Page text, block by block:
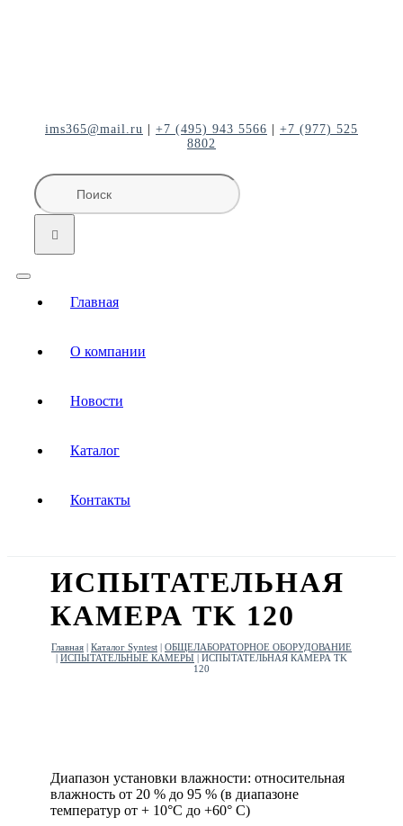
ims365@mail.ru +7 (495) 943 5566
+7 (977) 525
8802
Результат
поиска:
Navigation
Главная
О компании
Новости
Каталог
Контакты
ИСПЫТАТЕЛЬНАЯ
КАМЕРА TK 120
Главная | Каталог Syntest | ОБЩЕЛАБОРАТОРНОЕ ОБОРУДОВАНИЕ
| ИСПЫТАТЕЛЬНЫЕ КАМЕРЫ | ИСПЫТАТЕЛЬНАЯ КАМЕРА TK
120
Диапазон установки влажности: относительная
влажность от 20 % до 95 % (в диапазоне
температур от + 10°С до +60° С)